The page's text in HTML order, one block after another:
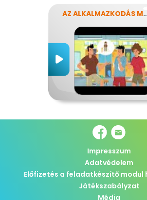
AZ
Impresszum
Adatvédelem
Előfizetés a feladatkészítő modul
Játékszabályzat
Média